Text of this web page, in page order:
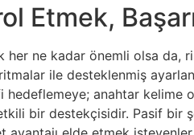
Etmek,
ne kadar önemli olsa da,
ile desteklenmiş
anahtar kelime
bir destekçisidir. Pasif